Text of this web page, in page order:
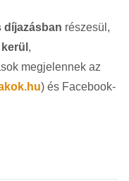
díjazásban részesül,
,
megjelennek az
) és Facebook-